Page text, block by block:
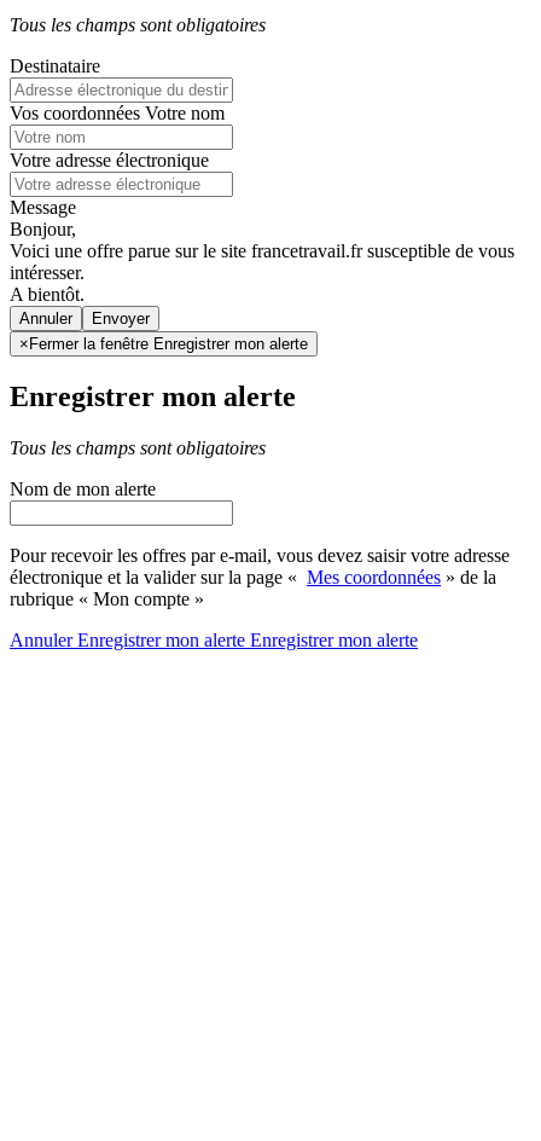
Tous les champs sont obligatoires
Destinataire
Vos coordonnées Votre nom
Votre adresse électronique
Message
Bonjour,
Voici une offre parue sur le site francetravail.fr susceptible de vous
intéresser.
A bientôt.
Annuler
× Fermer la fenêtre Enregistrer mon alerte
Enregistrer mon alerte
Tous les champs sont obligatoires
Nom de mon alerte
Pour recevoir les offres par e-mail, vous devez saisir votre adresse
électronique et la valider sur la page « Mes coordonnées » de la
rubrique « Mon compte »
AnnulerEnregistrer mon alerte Enregistrermon alerte